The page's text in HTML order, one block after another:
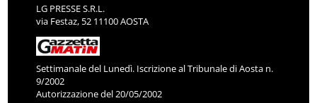
LG PRESSE S.R.L.
via Festaz, 52 11100 AOSTA
Settimanale del Lunedì. Iscrizione al Tribunale di Aosta n.
9/2002
Autorizzazione del 20/05/2002